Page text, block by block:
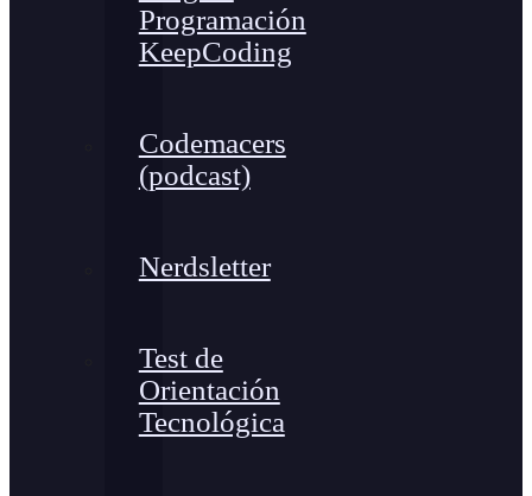
Programación
KeepCoding
Codemacers
(podcast)
Nerdsletter
Test de
Orientación
Tecnológica